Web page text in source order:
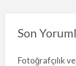
Son
Fotoğrafçılık